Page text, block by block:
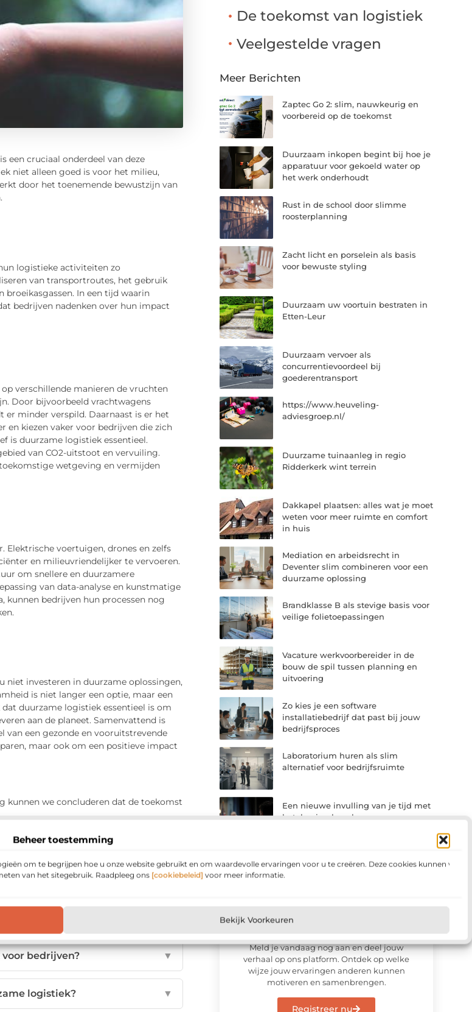
Beheer toestemming
om te begrijpen hoe u onze website gebruikt en om waardevolle ervaringen voor u te creëren. Deze cookies kunnen voor
van het sitegebruik. Raadpleeg ons [cookiebeleid] voor meer informatie.
Bekijk Voorkeuren
een cruciaal onderdeel van deze
niet alleen goed is voor het milieu,
door het toenemende bewustzijn van
logistieke activiteiten zo
van transportroutes, het gebruik
In een tijd waarin
bedrijven nadenken over hun impact
verschillende manieren de vruchten
Door bijvoorbeeld vrachtwagens
minder verspild. Daarnaast is er het
en kiezen vaker voor bedrijven die zich
is duurzame logistiek essentieel.
van CO2-uitstoot en vervuiling.
wetgeving en vermijden
voertuigen, drones en zelfs
en milieuvriendelijker te vervoeren.
om snellere en duurzamere
van data-analyse en kunstmatige
kunnen bedrijven hun processen nog
niet investeren in duurzame oplossingen,
is niet langer een optie, maar een
duurzame logistiek essentieel is om
aan de planeet. Samenvattend is
van een gezonde en vooruitstrevende
maar ook om een positieve impact
kunnen we concluderen dat de toekomst
bedrijven? ▼
logistiek? ▼
De toekomst van logistiek
Veelgestelde vragen
Meer Berichten
Zaptec Go 2: slim, nauwkeurig en
voorbereid op de toekomst
Duurzaam inkopen begint bij hoe je
apparatuur voor gekoeld water op
het werk onderhoudt
Rust in de school door slimme
roosterplanning
Zacht licht en porselein als basis
voor bewuste styling
Duurzaam uw voortuin bestraten in
Etten-Leur
Duurzaam vervoer als
concurrentievoordeel bij
goederentransport
https://www.heuveling-
adviesgroep.nl/
Duurzame tuinaanleg in regio
Ridderkerk wint terrein
Dakkapel plaatsen: alles wat je moet
weten voor meer ruimte en comfort
in huis
Mediation en arbeidsrecht in
Deventer slim combineren voor een
duurzame oplossing
Brandklasse B als stevige basis voor
veilige folietoepassingen
Vacature werkvoorbereider in de
bouw de spil tussen planning en
uitvoering
Zo kies je een software
installatiebedrijf dat past bij jouw
bedrijfsproces
Laboratorium huren als slim
alternatief voor bedrijfsruimte
Een nieuwe invulling van je tijd met
betekenisvol werk
Meld u vandaag aan en sluit u
aan bij ons platform
Meld je vandaag nog aan en deel jouw
verhaal op ons platform. Ontdek op welke
wijze jouw ervaringen anderen kunnen
motiveren en samenbrengen.
Registreer nu